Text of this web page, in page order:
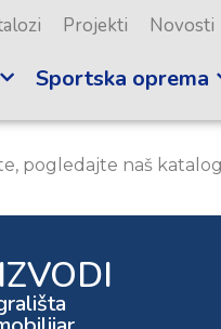
Projekti Novosti
Sportska oprema
pogledajte naš